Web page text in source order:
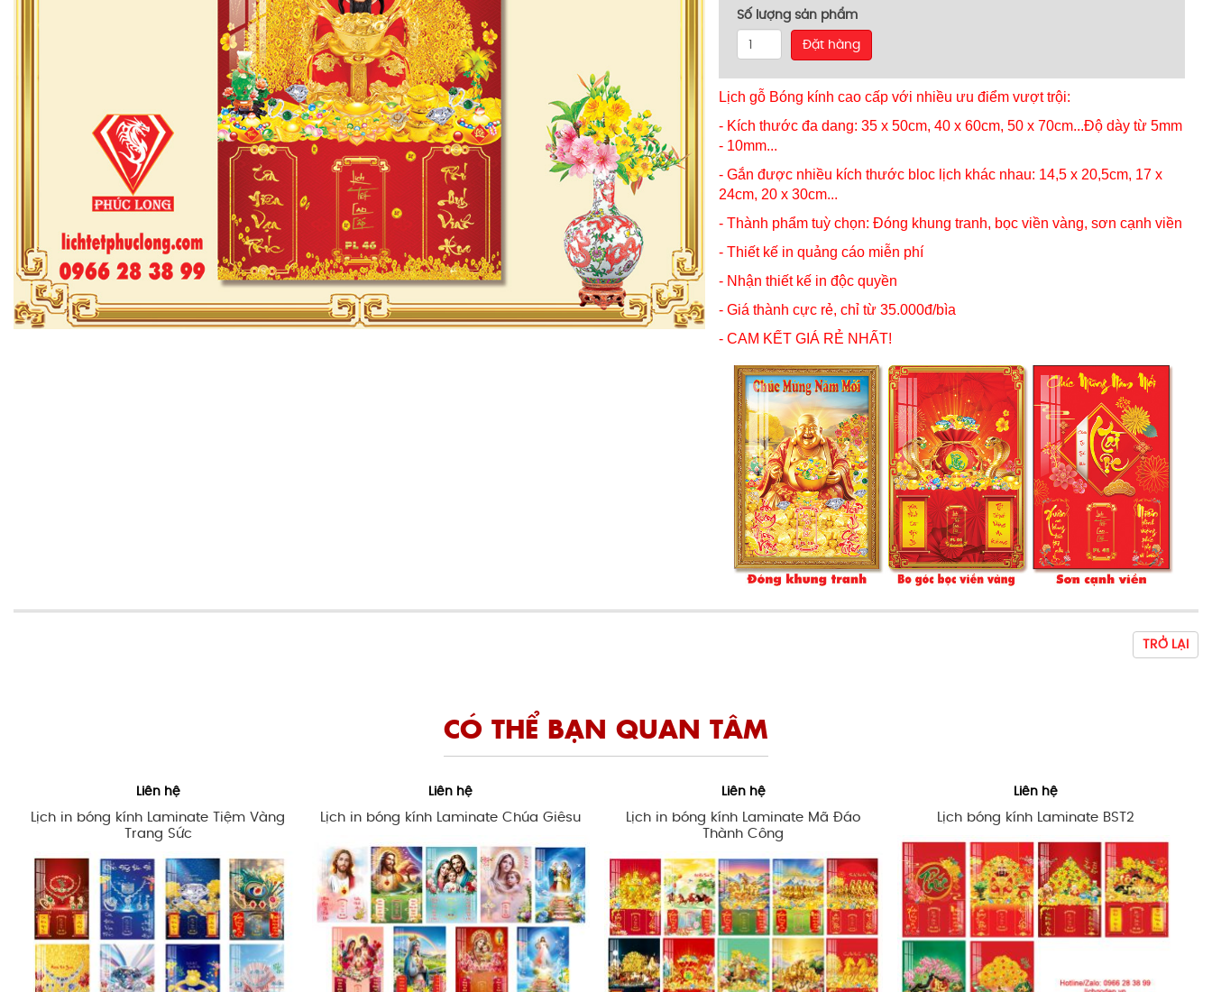
Số lượng sản phẩm
Đặt hàng
Lịch gỗ Bóng kính cao cấp với nhiều ưu điểm vượt trội:
- Kích thước đa dang: 35 x 50cm, 40 x 60cm, 50 x 70cm...Độ dày từ 5mm
- 10mm...
- Gắn được nhiều kích thước bloc lịch khác nhau: 14,5 x 20,5cm, 17 x
24cm, 20 x 30cm...
- Thành phẩm tuỳ chọn: Đóng khung tranh, bọc viền vàng, sơn cạnh viền
- Thiết kế in quảng cáo miễn phí
- Nhận thiết kế in độc quyền
- Giá thành cực rẻ, chỉ từ 35.000đ/bìa
- CAM KẾT GIÁ RẺ NHẤT!
TRỞ LẠI
CÓ THỂ BẠN QUAN TÂM
Liên hệ
Lịch in bóng kính Laminate Tiệm Vàng
Trang Sức
Liên hệ
Lịch in bóng kính Laminate Chúa Giêsu
Liên hệ
Lịch in bóng kính Laminate Mã Đáo
Thành Công
Liên hệ
Lịch bóng kính Laminate BST2